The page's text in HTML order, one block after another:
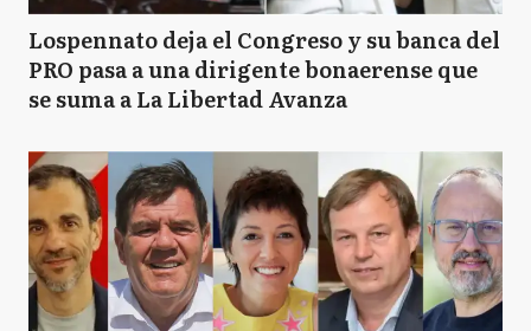
Lospennato deja el Congreso y su banca del
PRO pasa a una dirigente bonaerense que
se suma a La Libertad Avanza